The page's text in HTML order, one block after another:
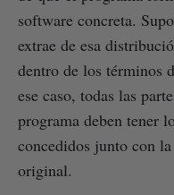
software concreta.
extrae de esa
dentro de los términos
ese caso, todas las
programa deben tener
concedidos junto con
original.